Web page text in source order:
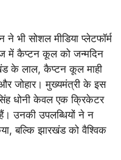
भी सोशल मीडिया प्लेटफॉर्म
में कैप्टन कूल को जन्मदिन
के लाल, कैप्टन कूल माही
जोहार। मुख्यमंत्री के इस
धोनी केवल एक क्रिकेटर
उनकी उपलब्धियों ने न
बल्कि झारखंड को वैश्विक